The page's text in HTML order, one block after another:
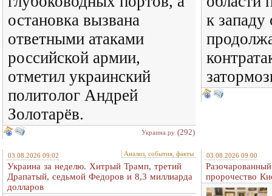
остановка вызвана
ответными атаками
российской армии,
отметил украинский
политолог Андрей
Золотарёв.
Украина.ру (292)
к
03.08.2026 09:02 Анализ, события, факты
Украина за неделю. Хитрый Трамп, третий
Драпатый, седьмой Федоров и 8,3 миллиарда
долларов
03.08.2026 09:00
пророчество